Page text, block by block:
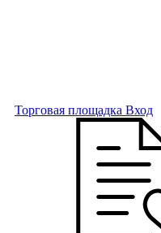
Торговая площадка Вход